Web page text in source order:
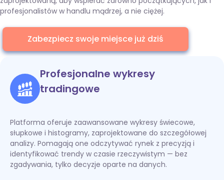
profesjonalistów w handlu mądrzej, a nie ciężej.
Zabezpiecz swoje miejsce już dziś
Profesjonalne wykresy
tradingowe
Platforma oferuje zaawansowane wykresy świecowe,
słupkowe i histogramy, zaprojektowane do szczegółowej
analizy. Pomagają one odczytywać rynek z precyzją i
identyfikować trendy w czasie rzeczywistym — bez
zgadywania, tylko decyzje oparte na danych.